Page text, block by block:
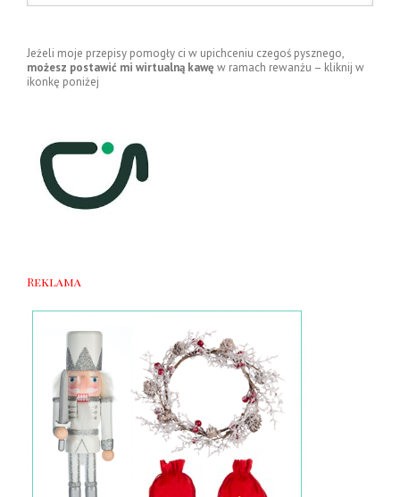
Jeżeli moje przepisy pomogły ci w upichceniu czegoś pysznego,
możesz postawić mi wirtualną kawę w ramach rewanżu – kliknij w
ikonkę poniżej
Reklama